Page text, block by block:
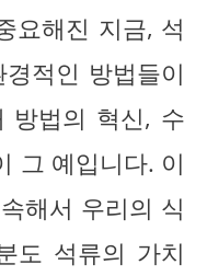
요해진 지금, 석
적인 방법들이
방법의 혁신, 수
그 예입니다. 이
해서 우리의 식
도 석류의 가치